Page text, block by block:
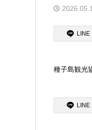
LINE
種子島観光
LINE